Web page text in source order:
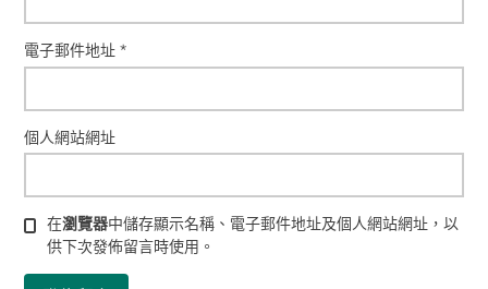
電子郵件地址*
個人網站網址
在瀏覽器中儲存顯示名稱、電子郵件地址及個人網站網址，以
供下次發佈留言時使用。